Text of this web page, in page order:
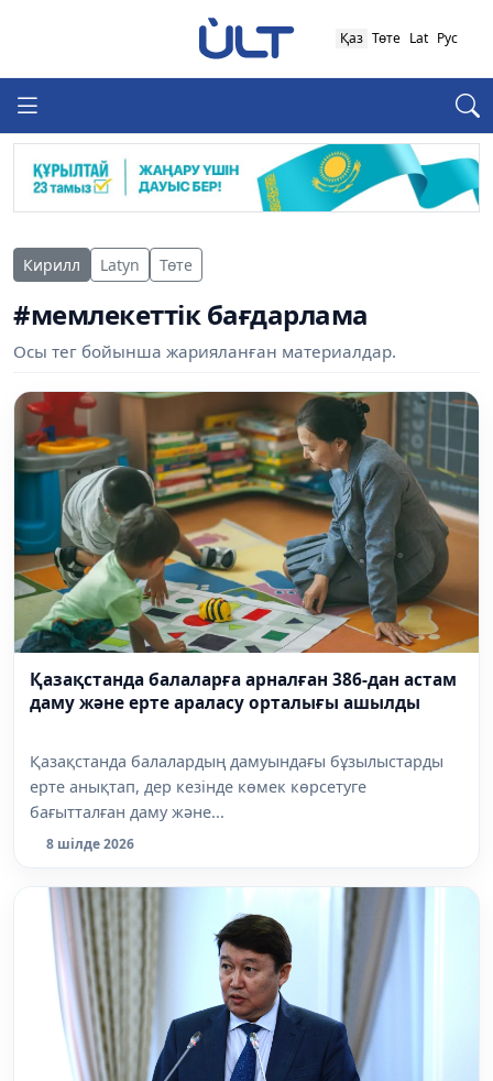
Қаз Төте Lat Рус
Кирилл Latyn Төте
#мемлекеттік бағдарлама
Осы тег бойынша жарияланған материалдар.
Қазақстанда балаларға арналған 386-дан астам
даму және ерте араласу орталығы ашылды
Қазақстанда балалардың дамуындағы бұзылыстарды
ерте анықтап, дер кезінде көмек көрсетуге
бағытталған даму және...
8 шілде 2026